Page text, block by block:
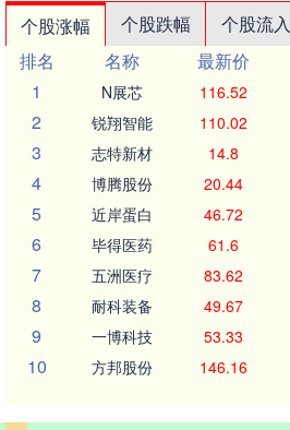
个股涨幅 个股跌幅 个股流入
排名
名称 最新价
1
N展芯 116.52
2 锐翔智能 110.02
3 志特新材 14.8
4 博腾股份 20.44
5 近岸蛋白 46.72
6 毕得医药 61.6
7 五洲医疗 83.62
8 耐科装备 49.67
9 一博科技 53.33
10 方邦股份 146.16